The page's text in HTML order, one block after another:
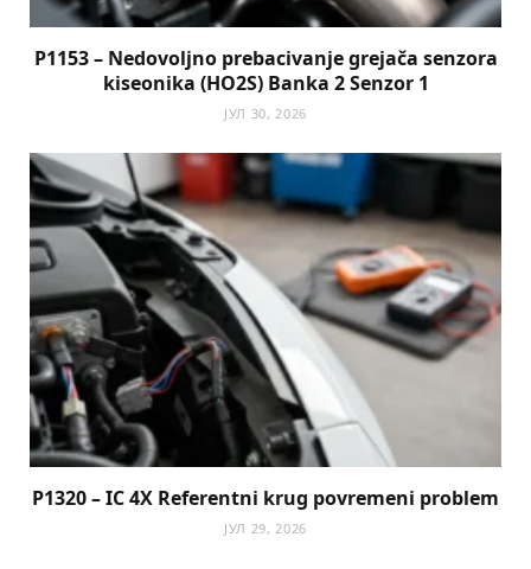
P1153 – Nedovoljno prebacivanje grejača senzora
kiseonika (HO2S) Banka 2 Senzor 1
ЈУЛ 30, 2026
P1320 – IC 4X Referentni krug povremeni problem
ЈУЛ 29, 2026